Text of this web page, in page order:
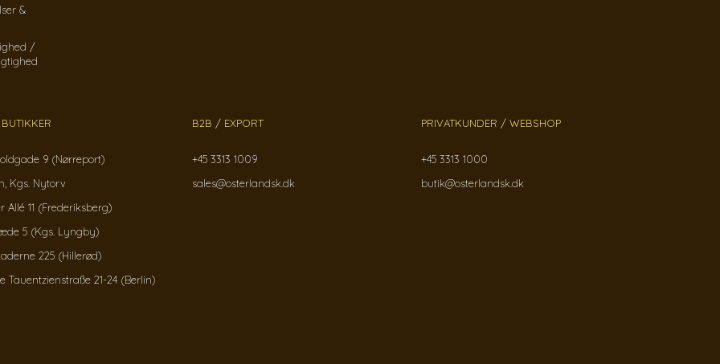
&
/
9 (Nørreport)
Kgs. Nytorv
Allé 11 (Frederiksberg)
5 (Kgs. Lyngby)
225 (Hillerød)
Tauentzienstraße 21-24 (Berlin)
B2B / EXPORT
+45 3313 1009
sales@osterlandsk.dk
PRIVATKUNDER / WEBSHOP
+45 3313 1000
butik@osterlandsk.dk